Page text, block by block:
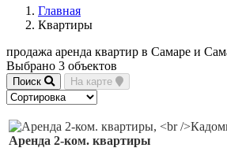
Главная
Квартиры
продажа аренда квартир в Самаре и
Выбрано 3 объектов
Поиск На карте
Аренда 2-ком. квартиры